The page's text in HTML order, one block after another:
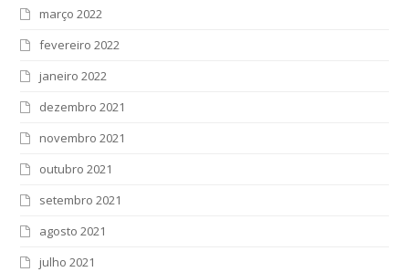
março 2022
fevereiro 2022
janeiro 2022
dezembro 2021
novembro 2021
outubro 2021
setembro 2021
agosto 2021
julho 2021